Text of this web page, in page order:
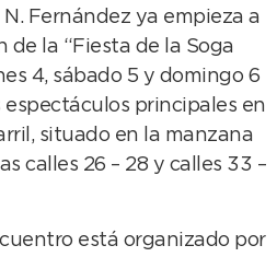
Fernández ya empieza a
de la “Fiesta de la Soga
4, sábado 5 y domingo 6
principales en
situado en la manzana
calles 26 – 28 y calles 33 –
está organizado por